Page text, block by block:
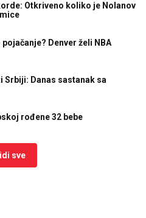
Otkriveno koliko je Nolanov
Denver želi NBA
Srbiji: Danas sastanak sa
rođene 32 bebe
sve